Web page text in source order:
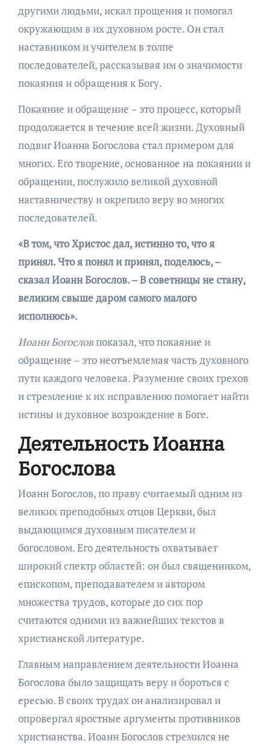
другими людьми, искал прощения и помогал
окружающим в их духовном росте. Он стал
наставником и учителем в толпе
последователей, рассказывая им о значимости
покаяния и обращения к Богу.
Покаяние и обращение – это процесс, который
продолжается в течение всей жизни. Духовный
подвиг Иоанна Богослова стал примером для
многих. Его творение, основанное на покаянии и
обращении, послужило великой духовной
наставничеству и окрепило веру во многих
последователей.
«В том, что Христос дал, истинно то, что я
принял. Что я понял и принял, поделюсь, –
сказал Иоанн Богослов. – В советницы не стану,
великим свыше даром самого малого
исполнюсь».
Иоанн Богословпоказал, что покаяние и
обращение – это неотъемлемая часть духовного
пути каждого человека. Разумение своих грехов
и стремление к их исправлению помогает найти
истины и духовное возрождение в Боге.
Деятельность Иоанна
Богослова
Иоанн Богослов, по праву считаемый одним из
великих преподобных отцов Церкви, был
выдающимся духовным писателем и
богословом. Его деятельность охватывает
широкий спектр областей: он был священником,
епископом, преподавателем и автором
множества трудов, которые до сих пор
считаются одними из важнейших текстов в
христианской литературе.
Главным направлением деятельности Иоанна
Богослова было защищать веру и бороться с
ересью. В своих трудах он анализировал и
опровергал яростные аргументы противников
христианства. Иоанн Богослов стремился не